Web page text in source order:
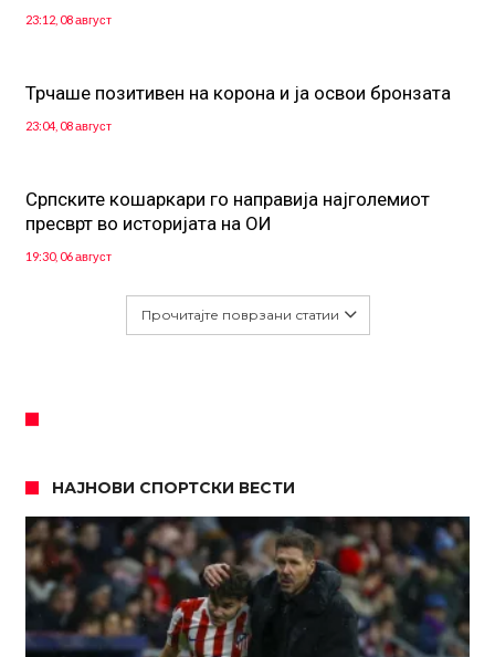
23:12, 08 август
Трчаше позитивен на корона и ја освои бронзата
23:04, 08 август
Српските кошаркари го направија најголемиот
пресврт во историјата на ОИ
19:30, 06 август
Прочитајте поврзани статии
НАЈНОВИ СПОРТСКИ ВЕСТИ